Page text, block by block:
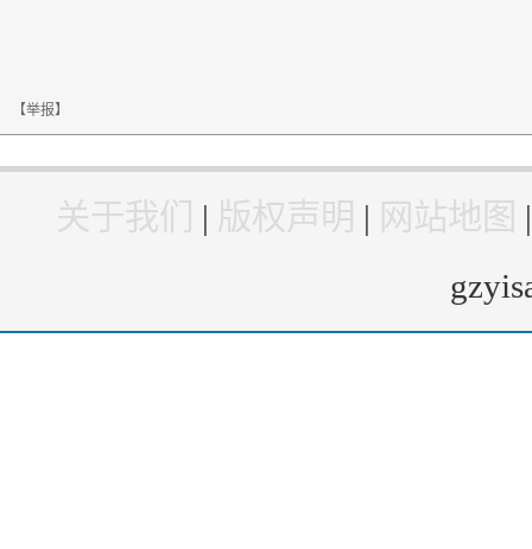
【举报】
关于我们 | 版权声明 | 网站地图